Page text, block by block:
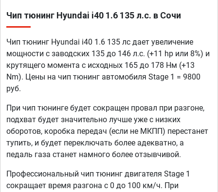
Чип тюнинг Hyundai i40 1.6 135 л.с. в Сочи
Чип тюнинг Hyundai i40 1.6 135 лс дает увеличение
мощности с заводских 135 до 146 л.с. (+11 hp или 8%) и
крутящего момента с исходных 165 до 178 Нм (+13
Nm). Цены на чип тюнинг автомобиля Stage 1 = 9800
руб.
При чип тюнинге будет сокращен провал при разгоне,
подхват будет значительно лучше уже с низких
оборотов, коробка передач (если не МКПП) перестанет
тупить, и будет переключать более адекватно, а
педаль газа станет намного более отзывчивой.
Профессиональный чип тюнинг двигателя Stage 1
сокращает время разгона с 0 до 100 км/ч. При